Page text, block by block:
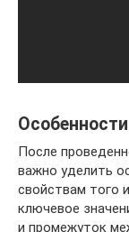
После
важно уделить
свойствам того
ключевое
и промежуток